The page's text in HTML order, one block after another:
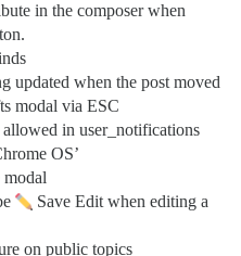
in the composer when
updated when the post moved
modal via ESC
in user_notifications
OS’
Save Edit when editing a
on public topics